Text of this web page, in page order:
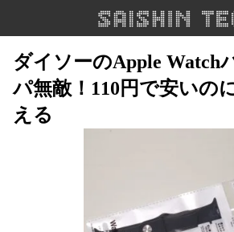
ダイソーのApple Watch
パ無敵！110円で安いの
える